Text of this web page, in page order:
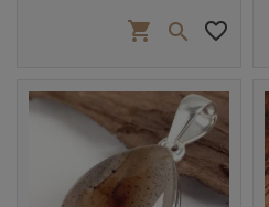
shopping_cart  favorite_border